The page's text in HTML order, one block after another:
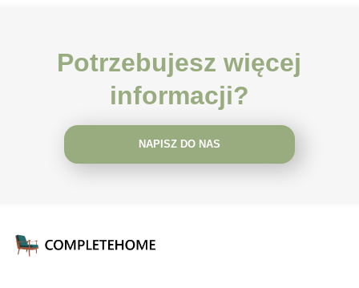
Potrzebujesz więcej
informacji?
NAPISZ DO NAS